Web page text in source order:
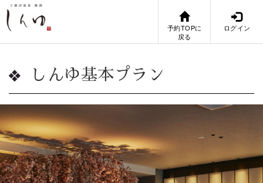
予約TOPに
戻る
ログイン
しんゆ基本プラン